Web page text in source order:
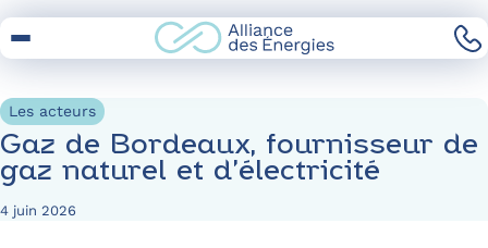
to
Les acteurs
Gaz de Bordeaux, fournisseur de
gaz naturel et d’électricité
4 juin 2026